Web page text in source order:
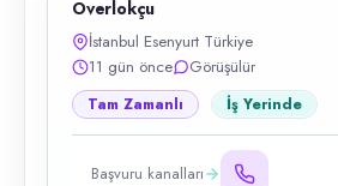
Overlokçu
İstanbul Esenyurt Türkiye
11 gün önce
Görüşülür
Tam Zamanlı İş Yerinde
Başvuru kanalları